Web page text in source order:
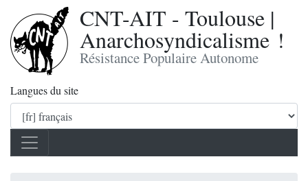
CNT-AIT - Toulouse |
Anarchosyndicalisme !
Résistance Populaire Autonome
Langues du site